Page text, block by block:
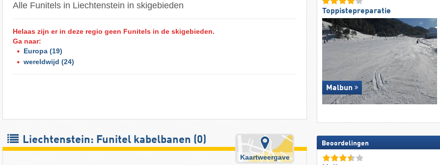
Alle Funitels in Liechtenstein in skigebieden
Helaas zijn er in deze regio geen Funitels in de skigebieden.
Ga naar:
Europa (19)
wereldwijd (24)
Liechtenstein: Funitel kabelbanen (0)
Kaartweergave
Toppistepreparatie
Malbun
Beoordelingen